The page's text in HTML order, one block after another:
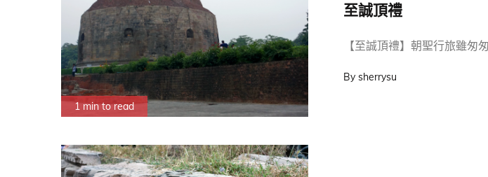
1 min to read
至誠頂禮
【至誠頂禮】朝聖行旅雖匆
By sherrysu